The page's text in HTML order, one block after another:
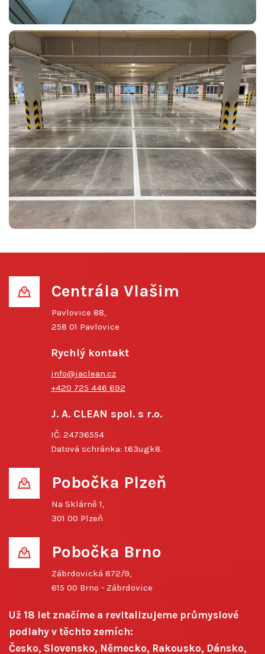
Centrála Vlašim
Pavlovice 88,
258 01 Pavlovice
Rychlý kontakt
info@jaclean.cz
+420 725 446 692
J. A. CLEAN spol. s r.o.
IČ: 24736554
Datová schránka: t63ugk8.
Pobočka Plzeň
Na Sklárně 1,
301 00 Plzeň
Pobočka Brno
Zábrdovická 872/9,
615 00 Brno - Zábrdovice
Už 18 let značíme a revitalizujeme průmyslové
podlahy v těchto zemích:
Česko, Slovensko, Německo, Rakousko, Dánsko,